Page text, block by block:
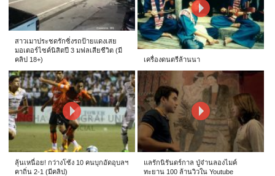
สาวเมาประชดรักซิ่งรถป้ายแดงเสย
มอเตอร์ไซค์นิสิตปี 3 มฟลเสียชีวิต (มี
คลิป 18+)
เครื่องดนตรีล้านนา
ลุ้นเหนื่อย! กว่างโซ้ง 10 คนบุกอัดอุบลฯ
คาถิ่น 2-1 (มีคลิป)
แลรักนิรันดร์กาล ปู่จ๋านลองไมค์
ทะยาน 100 ล้านวิวใน Youtube